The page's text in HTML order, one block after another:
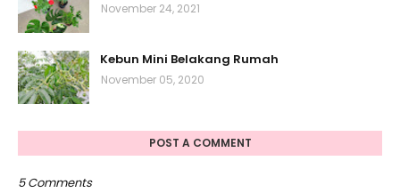
November 24, 2021
Kebun Mini Belakang Rumah
November 05, 2020
POST A COMMENT
5 Comments